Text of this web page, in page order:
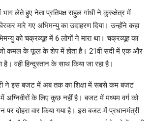
लेते हुए नेता प्रतिपक्ष राहुल गांधी ने कुरुक्षेत्र में
घेरकर मारे गए अभिमन्यु का उदाहरण दिया। उन्होंने कहा
को चक्रव्यूह में 6 लोगों ने मारा था। चक्रव्यूह का
जो कमल के फूल के शेप में होता है। 21वीं सदी में एक और
है। वही हिन्दुस्तान के साथ किया जा रहा है।
ने इस बजट में अब तक का शिक्षा में सबसे कम बजट
अग्निवीरों के लिए कुछ नहीं है। बजट में मध्यम वर्ग को
पर दोहरा वार किया गया है। इस बजट में प्रधानमंत्री